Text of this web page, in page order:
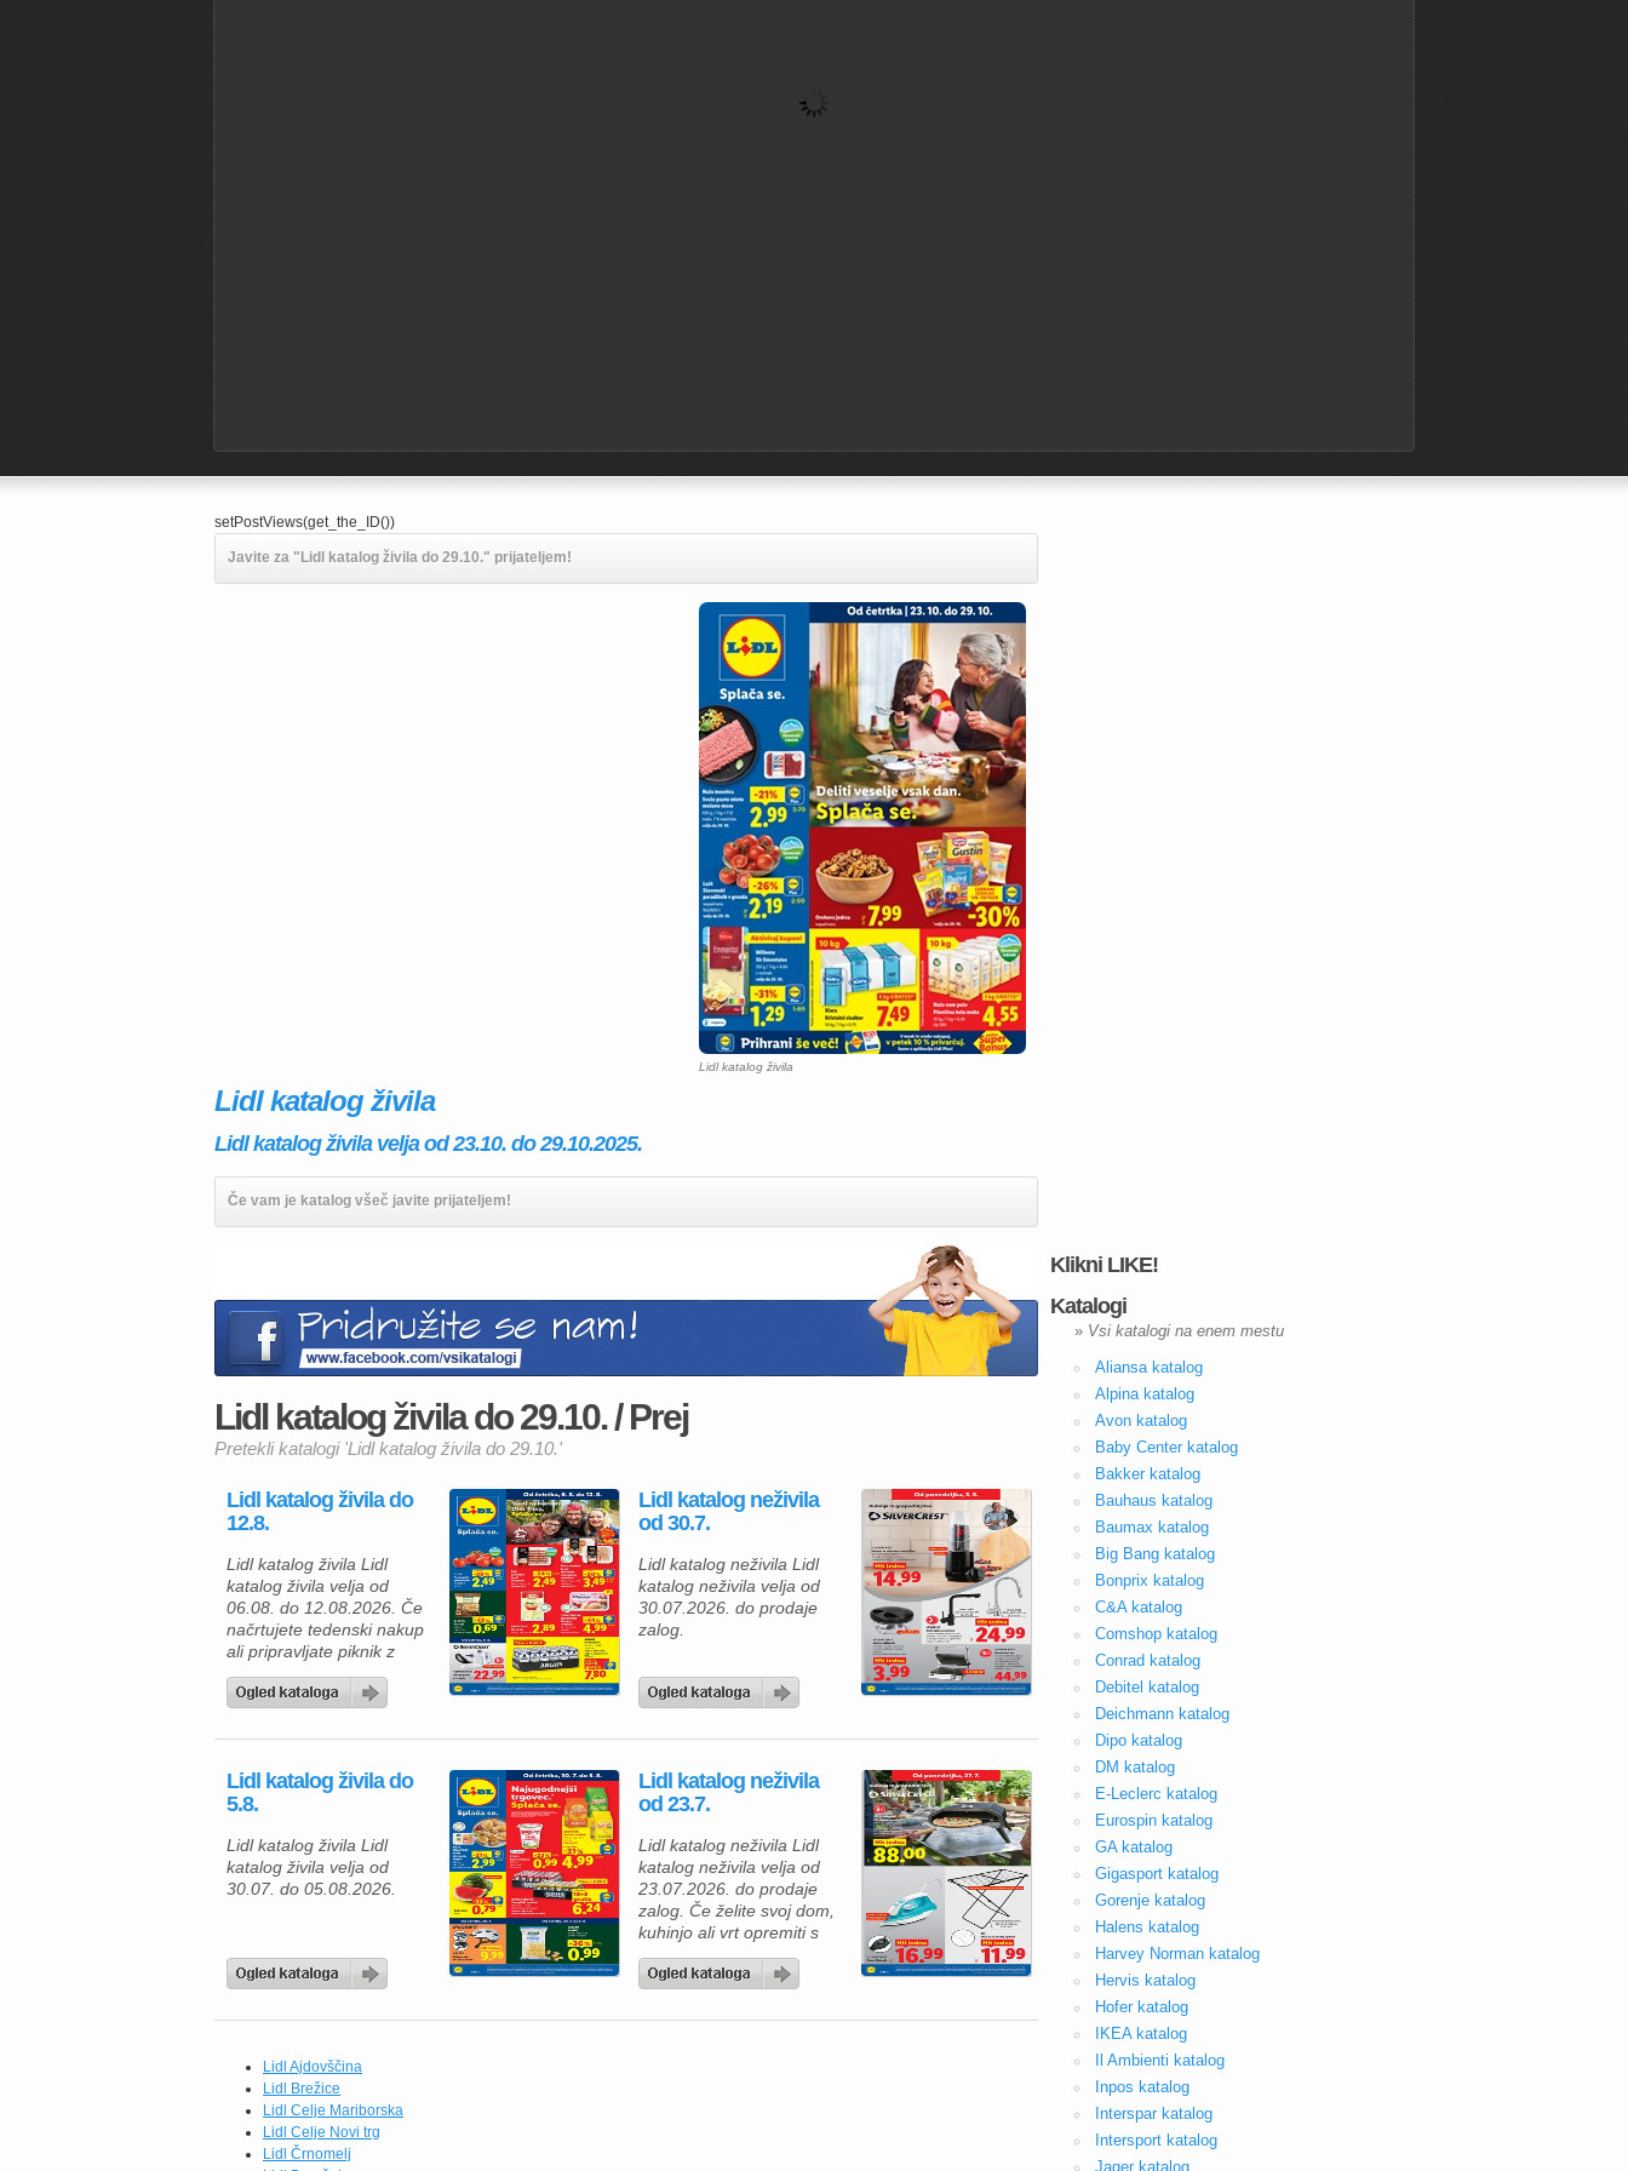
setPostViews(get_the_ID())
Javite za "Lidl katalog živila do 29.10." prijateljem!
Lidl katalog živila
Lidl katalog živila
Lidl katalog živila velja od 23.10. do 29.10.2025.
Če vam je katalog všeč javite prijateljem!
Lidl katalog živila do 29.10. / Prej
Pretekli katalogi 'Lidl katalog živila do 29.10.'
Lidl katalog živila do
12.8.
Lidl katalog živila Lidl
katalog živila velja od
06.08. do 12.08.2026. Če
načrtujete tedenski nakup
ali pripravljate piknik z
družino in prijatelji, vas v
aktualni ponudbi Lidla
izdelkov po ugodnih
akcije in ugodnosti Lidl
Plus ter napolnite svojo
živili in praktičnimi izdelki
za dom. Za svežo […]
Lidl katalog neživila
od 30.7.
Lidl katalog neživila Lidl
katalog neživila velja od
30.07.2026. do prodaje
zalog.
Lidl katalog živila do
5.8.
Lidl katalog živila Lidl
katalog živila velja od
30.07. do 05.08.2026.
Lidl katalog neživila
od 23.7.
Lidl katalog neživila Lidl
katalog neživila velja od
23.07.2026. do prodaje
zalog. Če želite svoj dom,
kuhinjo ali vrt opremiti s
praktičnimi in kakovostnimi
izdelki, je aktualna
odlična priložnost za
Lidl Ajdovščina
Lidl Brežice
Lidl Celje Mariborska
Lidl Celje Novi trg
Lidl Črnomelj
Klikni LIKE!
Katalogi
» Vsi katalogi na enem mestu
Aliansa katalog
Alpina katalog
Avon katalog
Baby Center katalog
Bakker katalog
Bauhaus katalog
Baumax katalog
Big Bang katalog
Bonprix katalog
C&A katalog
Comshop katalog
Conrad katalog
Debitel katalog
Deichmann katalog
Dipo katalog
DM katalog
E-Leclerc katalog
Eurospin katalog
GA katalog
Gigasport katalog
Gorenje katalog
Halens katalog
Harvey Norman katalog
Hervis katalog
Hofer katalog
IKEA katalog
Il Ambienti katalog
Inpos katalog
Interspar katalog
Intersport katalog
Jager katalog